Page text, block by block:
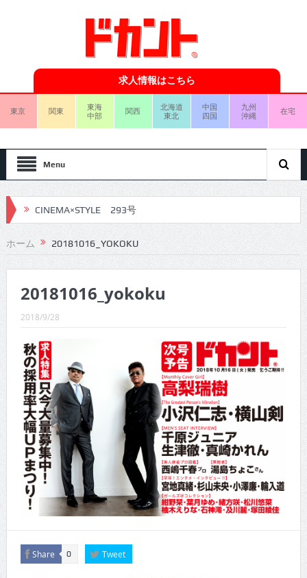
求人情報はこちら
東京 関東
東海
中部
関西
北海道
東北
中国
四国
九州
沖縄
在宅
Menu
CINEMA×STYLE 293号
CINEMA×STYLE 292号
CINEMA×STYLE 291号
CINEMA×STYLE 290号
CINEMA×STYLE 289号
CINEMA×STYLE 288号
CINEMA×STYLE 287号
CINEMA×STYLE 286号
CINEMA×STYLE 285号
CINEMA×STYLE 294号
ホーム 20181016_YOKOKU
20181016_yokoku
2018/9/28
Share 0 Tweet